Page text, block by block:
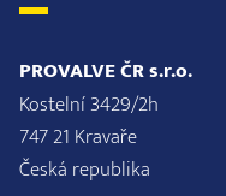
PROVALVE ČR s.r.o.
Kostelní 3429/2h
747 21 Kravaře
Česká republika